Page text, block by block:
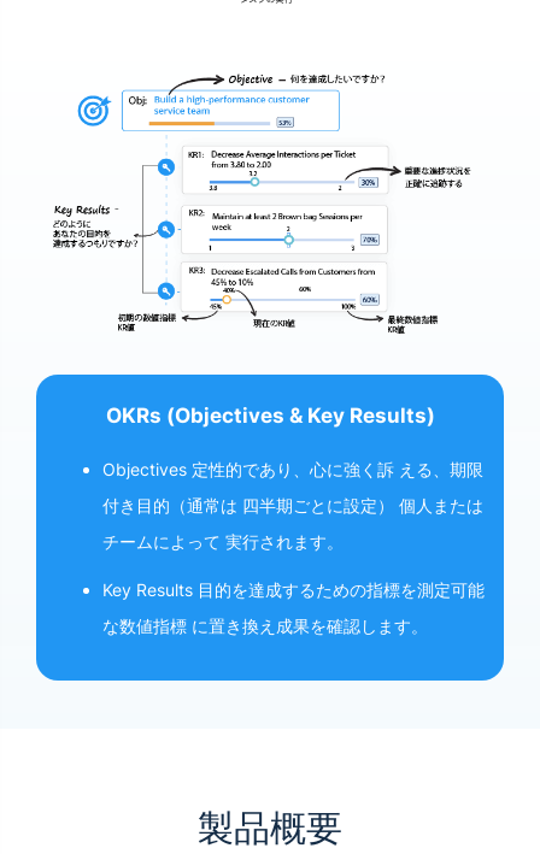
OKRs (Objectives & Key Results)
Objectives 定性的であり、心に強く訴 える、期限
付き目的（通常は 四半期ごとに設定） 個人または
チームによって 実行されます。
Key Results 目的を達成するための指標を測定可能
な数値指標 に置き換え成果を確認します。
製品概要